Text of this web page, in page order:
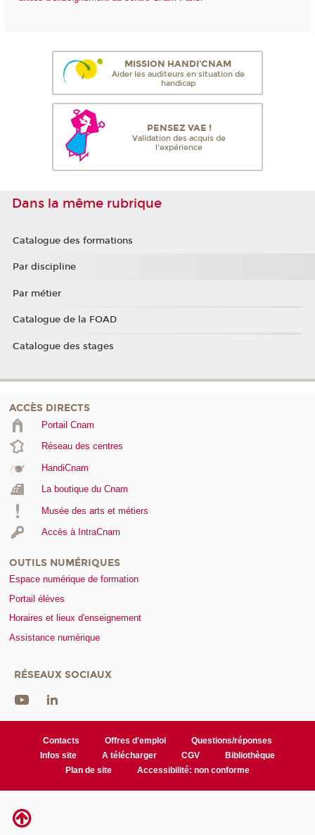
MISSION HANDI'CNAM
Aider les auditeurs en situation de
handicap
PENSEZ VAE !
Validation des acquis de
l'expérience
Dans la même rubrique
Catalogue des formations
Par discipline
Par métier
Catalogue de la FOAD
Catalogue des stages
ACCÈS DIRECTS
Portail Cnam
Réseau des centres
HandiCnam
La boutique du Cnam
Musée des arts et métiers
Accès à IntraCnam
OUTILS NUMÉRIQUES
Espace numérique de formation
Portail élèves
Horaires et lieux d'enseignement
Assistance numérique
RÉSEAUX SOCIAUX
Contacts Offres d'emploi
Questions/réponses
Infos site
A télécharger CGV
Bibliothèque
Plan de site
Accessibilité: non conforme